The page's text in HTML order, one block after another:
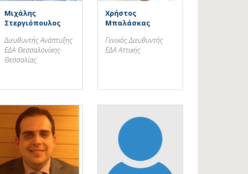
Μιχάλης
Στεργιόπουλος
Διευθυντής Ανάπτυξης
ΕΔΑ Θεσσαλονίκης-
Θεσσαλίας
Χρήστος
Μπαλάσκας
Γενικός Διευθυντής
ΕΔΑ Αττικής